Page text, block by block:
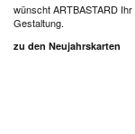
wünscht ARTBASTARD
Gestaltung.
zu den Neujahrskarten